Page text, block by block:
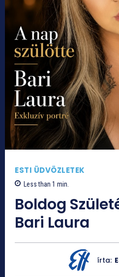
ESTI ÜDVÖZLETEK
Less than 1 min.
Boldog
Bari Laura
írta: